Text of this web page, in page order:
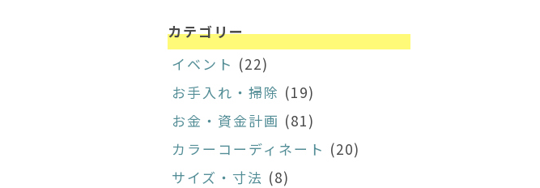
カテゴリー
イベント (22)
お手入れ・掃除 (19)
お金・資金計画 (81)
カラーコーディネート (20)
サイズ・寸法 (8)